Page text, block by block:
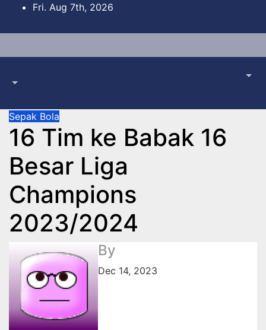
content
Fri. Aug 7th, 2026
Sepak Bola
16 Tim ke Babak 16
Besar Liga
Champions
2023/2024
By
Dec 14, 2023